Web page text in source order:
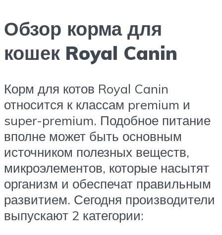
Обзор корма для
кошек Royal Canin
Корм для котов Royal Canin
относится к классам premium и
super-premium. Подобное питание
вполне может быть основным
источником полезных веществ,
микроэлементов, которые насытят
организм и обеспечат правильным
развитием. Сегодня производители
выпускают 2 категории: